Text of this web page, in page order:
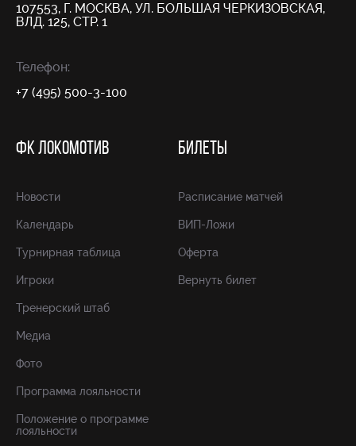
107553, Г. МОСКВА, УЛ. БОЛЬШАЯ ЧЕРКИЗОВСКАЯ,
ВЛД. 125, СТР. 1
Телефон:
+7 (495) 500-3-100
ФК ЛОКОМОТИВ
Новости
Календарь
Турнирная таблица
Игроки
Тренерский штаб
Медиа
Фото
Программа лояльности
Положение о программе
лояльности
БИЛЕТЫ
Расписание матчей
ВИП-Ложи
Оферта
Вернуть билет